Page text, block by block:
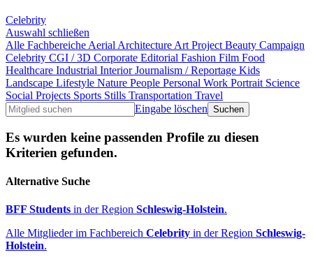
Celebrity
Auswahl schließen
Alle Fachbereiche Aerial Architecture Art Project Beauty Campaign
Celebrity CGI / 3D Corporate Editorial Fashion Film Food
Healthcare Industrial InteriorJournalism / Reportage Kids
Landscape Lifestyle Nature People Personal Work Portrait Science
Social Projects Sports Stills Transportation Travel
Eingabe löschen
Es wurden keine passenden Profile zu diesen
Kriterien gefunden.
Alternative Suche
BFF Students in der Region Schleswig-Holstein.
Alle Mitglieder im Fachbereich Celebrity in der Region Schleswig-
Holstein.